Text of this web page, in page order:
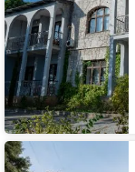
Санаторий
Дюльбер